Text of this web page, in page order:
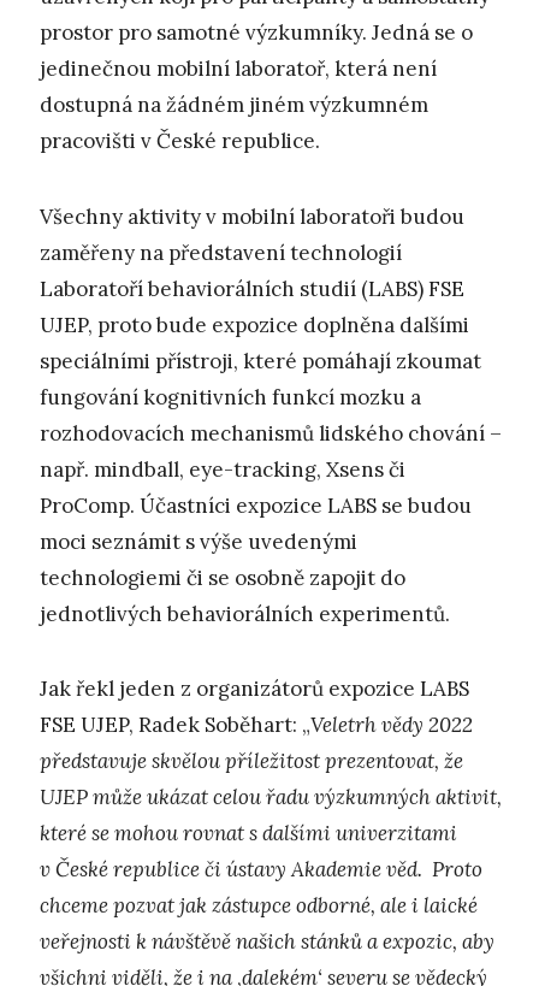
prostor pro samotné výzkumníky. Jedná se o
jedinečnou mobilní laboratoř, která není
dostupná na žádném jiném výzkumném
pracovišti v České republice.
Všechny aktivity v mobilní laboratoři budou
zaměřeny na představení technologií
Laboratoří behaviorálních studií (LABS) FSE
UJEP, proto bude expozice doplněna dalšími
speciálními přístroji, které pomáhají zkoumat
fungování kognitivních funkcí mozku a
rozhodovacích mechanismů lidského chování –
např. mindball, eye-tracking, Xsens či
ProComp. Účastníci expozice LABS se budou
moci seznámit s výše uvedenými
technologiemi či se osobně zapojit do
jednotlivých behaviorálních experimentů.
Jak řekl jeden z organizátorů expozice LABS
FSE UJEP, Radek Soběhart: „Veletrh vědy 2022
představuje skvělou příležitost prezentovat, že
UJEP může ukázat celou řadu výzkumných aktivit,
které se mohou rovnat s dalšími univerzitami
v České republice či ústavy Akademie věd. Proto
chceme pozvat jak zástupce odborné, ale i laické
veřejnosti k návštěvě našich stánků a expozic, aby
všichni viděli, že i na ,dalekém‘ severu se vědecký